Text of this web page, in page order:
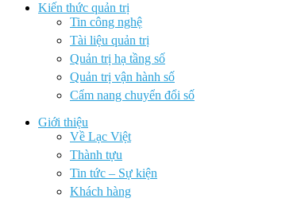
Kiến thức quản trị
Tin công nghệ
Tài liệu quản trị
Quản trị hạ tầng số
Quản trị vận hành số
Cẩm nang chuyển đổi số
Giới thiệu
Về Lạc Việt
Thành tựu
Tin tức – Sự kiện
Khách hàng